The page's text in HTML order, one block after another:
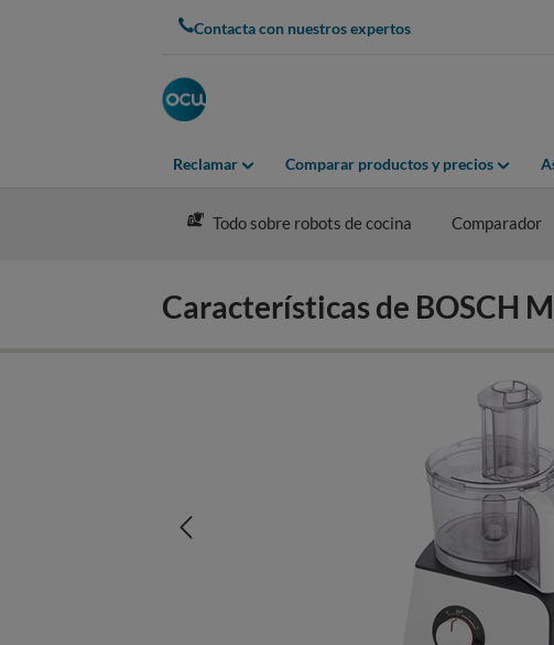
Contacta con nuestros expertos
Reclamar Comparar productos y precios
Todo sobre robots de cocina Comparador
Características de BOSCH